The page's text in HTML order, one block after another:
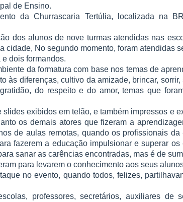
de Ensino.
da Churrascaria Tertúlia, localizada na
dos alunos de nove turmas atendidas nas
cidade, No segundo momento, foram atendidas
dois formandos.
da formatura com base nos temas de
às diferenças, cultivo da amizade, brincar,
do respeito e do amor, temas que
exibidos em telão, e também impressos e
os demais atores que fizeram a
de aulas remotas, quando os profissionais
fazerem a educação impulsionar e superar
sanar as carências encontradas, mas é de
para levarem o conhecimento aos seus
no evento, quando todos, felizes,
professores, secretários, auxiliares de